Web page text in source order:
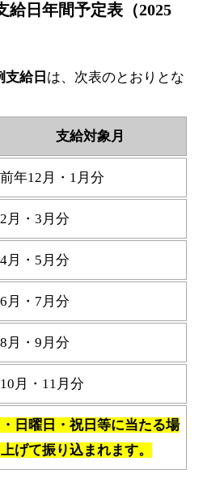
給日年間予定表（2025
給日 は、次表のとおりとな
支給対象月
前年12月・1月分
2月・3月分
4月・5月分
6月・7月分
8月・9月分
10月・11月分
日曜日・祝日等に当たる場
げて振り込まれます。